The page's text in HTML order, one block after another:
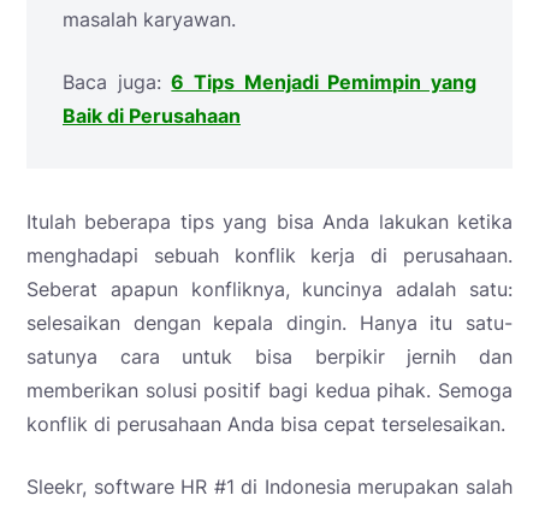
masalah karyawan.
Baca juga:6 Tips Menjadi Pemimpin yang
Baik di Perusahaan
Itulah beberapa tips yang bisa Anda lakukan ketika
menghadapi sebuah konflik kerja di perusahaan.
Seberat apapun konfliknya, kuncinya adalah satu:
selesaikan dengan kepala dingin. Hanya itu satu-
satunya cara untuk bisa berpikir jernih dan
memberikan solusi positif bagi kedua pihak. Semoga
konflik di perusahaan Anda bisa cepat terselesaikan.
Sleekr, software HR #1 di Indonesia merupakan salah